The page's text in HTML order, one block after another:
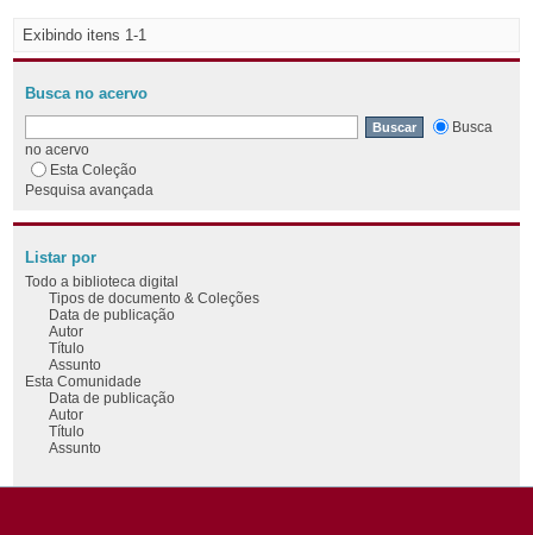
Exibindo itens 1-1
Busca no acervo
Busca
no acervo
Esta Coleção
Pesquisa avançada
Listar por
Todo a biblioteca digital
Tipos de documento & Coleções
Data de publicação
Autor
Título
Assunto
Esta Comunidade
Data de publicação
Autor
Título
Assunto